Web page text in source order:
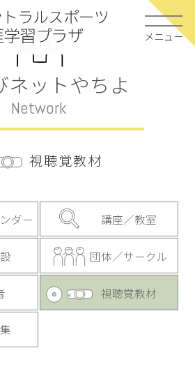
メニュー
ネットやちよ
Network
視聴覚教材
ダー 講座／教室
団体／サークル
視聴覚教材